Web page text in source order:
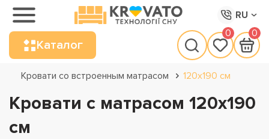
RU
Каталог
0 0
Кровати со встроенным матрасом 120x190 см
Кровати с матрасом 120x190
см